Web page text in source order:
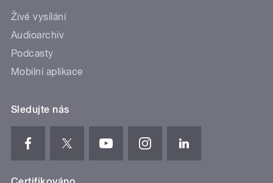
Živé vysílání
Audioarchiv
Podcasty
Mobilní aplikace
Sledujte nás